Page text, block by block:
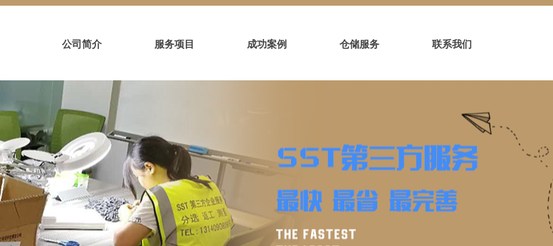
公司简介 服务项目 成功案例 仓储服务 联系我们